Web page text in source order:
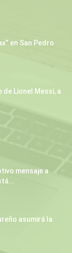
en San Pedro
Lionel Messi, a
mensaje a
asumirá la